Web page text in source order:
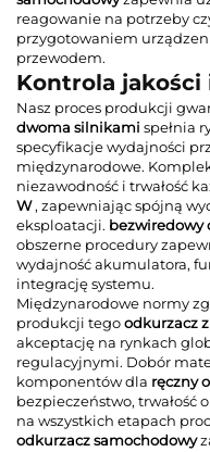
reagowanie na potrzeby
przygotowaniem
przewodem.
Kontrola
Nasz proces produkcji
dwoma silnikami spełnia
specyfikacje wydajności
międzynarodowe.
niezawodność i trwałość
W, zapewniając spójną
eksploatacji. bezwiredowy
obszerne procedury
wydajność akumulatora,
integrację systemu.
Międzynarodowe normy
produkcji tegoodkurzacz
akceptację na rynkach
regulacyjnymi. Dobór
komponentów dla ręczny
bezpieczeństwo, trwałość
na wszystkich etapach
odkurzacz samochodowy